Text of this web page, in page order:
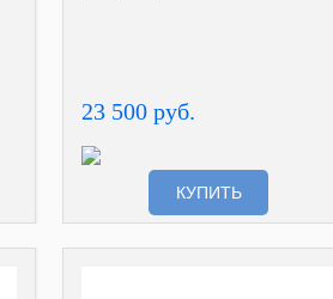
23 500 руб.
КУПИТЬ